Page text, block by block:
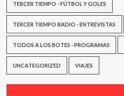
TERCER TIEMPO - FÚTBOL Y GOLES
TERCER TIEMPO RADIO - ENTREVISTAS
TODOS A LOS BOTES - PROGRAMAS
UNCATEGORIZED VIAJES